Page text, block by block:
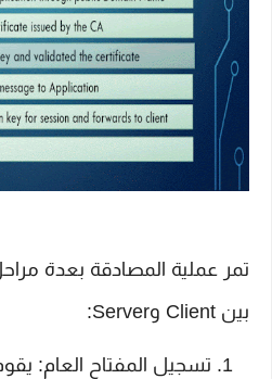
تمر عملية المصادقة بعدة
بين Client وServer: